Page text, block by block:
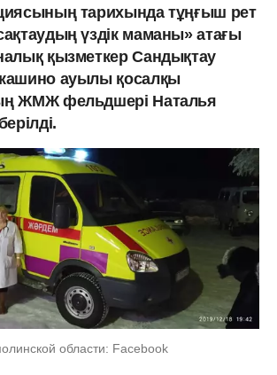
тарихында тұңғыш рет
үздік маманы» атағы
қызметкер Сандықтау
ауылы қосалқы
ЖМЖ фельдшері Наталья
области: Facebook